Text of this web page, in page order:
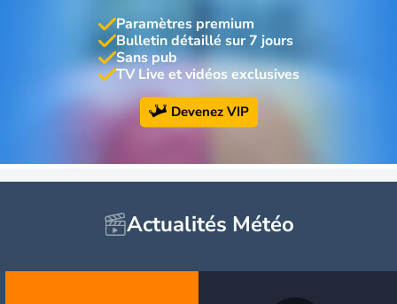
Paramètres premium
Bulletin détaillé sur 7 jours
Sans pub
TV Live et vidéos exclusives
Devenez VIP
Actualités Météo